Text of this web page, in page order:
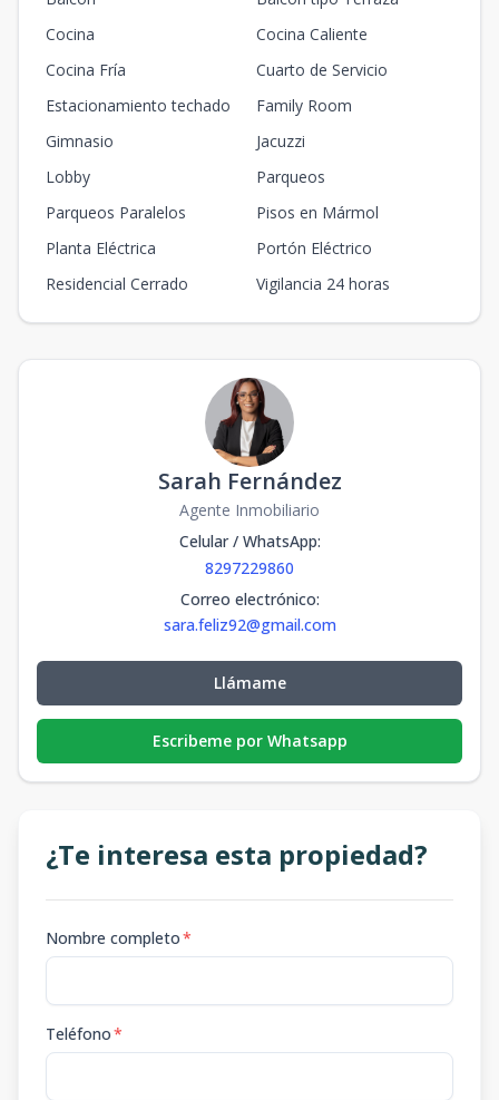
Cocina
Cocina Caliente
Cocina Fría
Cuarto de Servicio
Estacionamiento techado
Family Room
Gimnasio
Jacuzzi
Lobby
Parqueos
Parqueos Paralelos
Pisos en Mármol
Planta Eléctrica
Portón Eléctrico
Residencial Cerrado
Vigilancia 24 horas
Sarah Fernández
Agente Inmobiliario
Celular / WhatsApp:
8297229860
Correo electrónico:
sara.feliz92@gmail.com
Llámame
Escribeme por Whatsapp
¿Te interesa esta propiedad?
Nombre completo*
Teléfono*